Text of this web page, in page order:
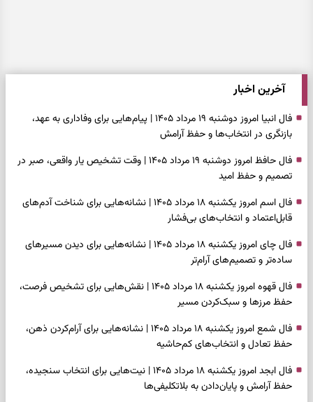
آخرین اخبار
فال انبیا امروز دوشنبه ۱۹ مرداد ۱۴۰۵ | پیام‌هایی برای وفاداری به عهد،
بازنگری در انتخاب‌ها و حفظ آرامش
فال حافظ امروز دوشنبه ۱۹ مرداد ۱۴۰۵ | وقت تشخیص یار واقعی، صبر در
تصمیم و حفظ امید
فال اسم امروز یکشنبه ۱۸ مرداد ۱۴۰۵ | نشانه‌هایی برای شناخت آدم‌های
قابل‌اعتماد و انتخاب‌های بی‌فشار
فال چای امروز یکشنبه ۱۸ مرداد ۱۴۰۵ | نشانه‌هایی برای دیدن مسیرهای
ساده‌تر و تصمیم‌های آرام‌تر
فال قهوه امروز یکشنبه ۱۸ مرداد ۱۴۰۵ | نقش‌هایی برای تشخیص فرصت،
حفظ مرزها و سبک‌کردن مسیر
فال شمع امروز یکشنبه ۱۸ مرداد ۱۴۰۵ | نشانه‌هایی برای آرام‌کردن ذهن،
حفظ تعادل و انتخاب‌های کم‌حاشیه
فال ابجد امروز یکشنبه ۱۸ مرداد ۱۴۰۵ | نیت‌هایی برای انتخاب سنجیده،
حفظ آرامش و پایان‌دادن به بلاتکلیفی‌ها